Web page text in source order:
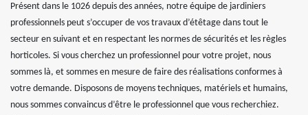
Présent dans le 1026 depuis des années, notre équipe de jardiniers
professionnels peut s’occuper de vos travaux d’étêtage dans tout le
secteur en suivant et en respectant les normes de sécurités et les règles
horticoles. Si vous cherchez un professionnel pour votre projet, nous
sommes là, et sommes en mesure de faire des réalisations conformes à
votre demande. Disposons de moyens techniques, matériels et humains,
nous sommes convaincus d’être le professionnel que vous recherchiez.